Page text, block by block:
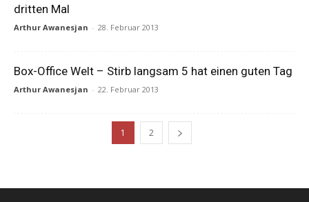
dritten Mal
Arthur Awanesjan - 28. Februar 2013
Box-Office Welt – Stirb langsam 5 hat einen guten Tag
Arthur Awanesjan - 22. Februar 2013
1 2